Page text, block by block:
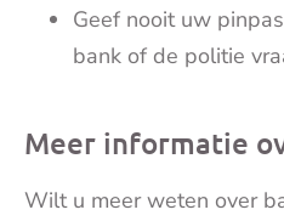
Geef nooit uw
bank of de politie
Meer informatie
Wilt u meer weten over